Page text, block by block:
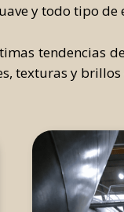
y todo tipo de
tendencias
texturas y brillos